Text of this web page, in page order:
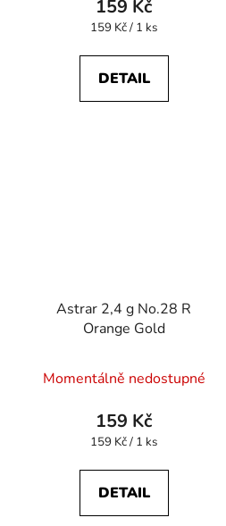
159 Kč
Měrná
159 Kč / 1 ks
DETAIL
Astrar 2,4 g No.28 R
Orange Gold
Momentálně nedostupné
159 Kč
Měrná
159 Kč / 1 ks
DETAIL